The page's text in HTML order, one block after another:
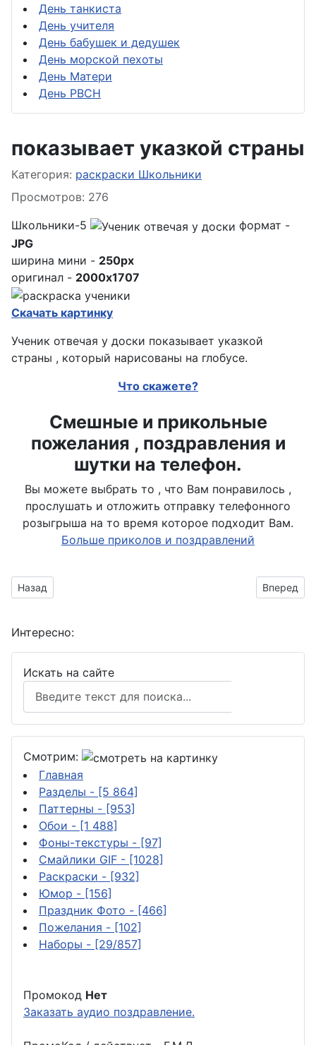
День танкиста
День учителя
День бабушек и дедушек
День морской пехоты
День Матери
День РВСН
показывает указкой страны
Информация о материале
Категория: раскраски Школьники
Просмотров: 276
Школьники-5
формат -
JPG
ширина мини - 250px
оригинал - 2000x1707
Скачать картинку
Ученик отвечая у доски показывает указкой
страны , который нарисованы на глобусе.
Что скажете?
Смешные и прикольные
пожелания , поздравления и
шутки на телефон.
Вы можете выбрать то , что Вам понравилось ,
прослушать и отложить отправку телефонного
розыгрыша на то время которое подходит Вам.
Больше приколов и поздравлений
Предыдущий материал: Учитель объясняет ученикам
Назад Вперед
Интересно:
Искать на сайте
Смотрим:
Главная
Разделы - [5 864]
Паттерны - [953]
Обои - [1 488]
Фоны-текстуры - [97]
Смайлики GIF - [1028]
Раскраски - [932]
Юмор - [156]
Праздник Фото - [466]
Пожелания - [102]
Наборы - [29/857]
Промокод Нет
Заказать аудио поздравление.